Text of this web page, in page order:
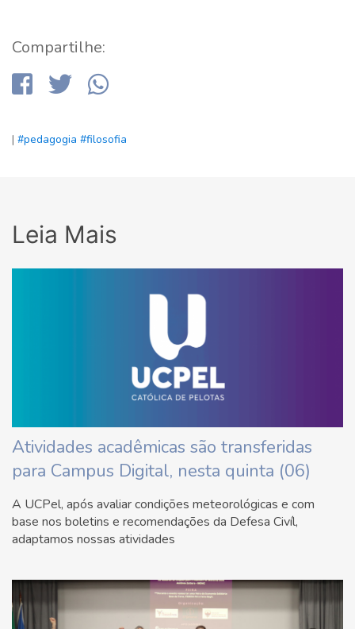
Compartilhe:
| #pedagogia #filosofia
Leia Mais
Atividades acadêmicas são transferidas
para Campus Digital, nesta quinta (06)
A UCPel, após avaliar condições meteorológicas e com
base nos boletins e recomendações da Defesa Civíl,
adaptamos nossas atividades